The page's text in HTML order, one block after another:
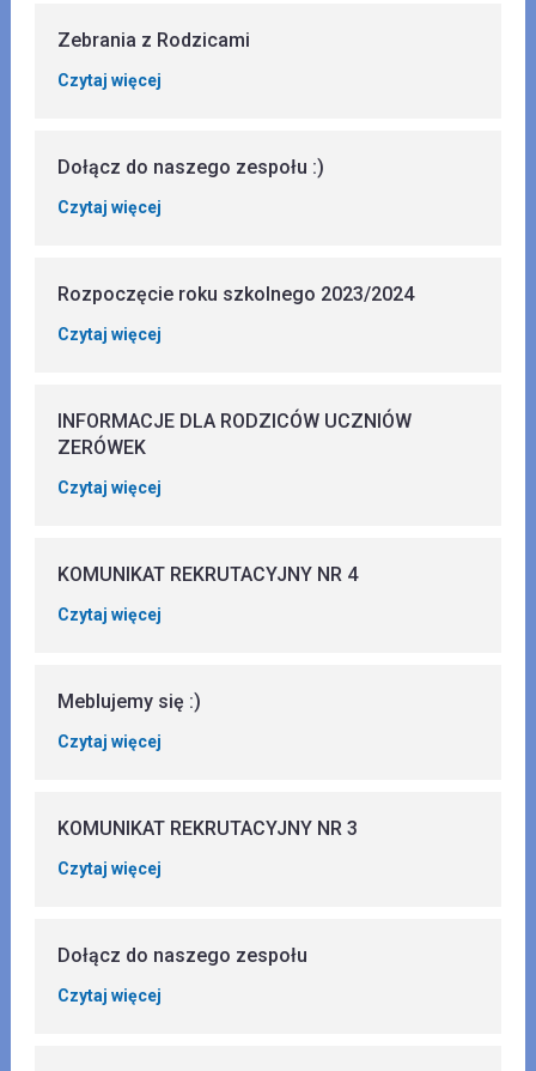
Zebrania z Rodzicami
Czytaj więcej
Dołącz do naszego zespołu :)
Czytaj więcej
Rozpoczęcie roku szkolnego 2023/2024
Czytaj więcej
INFORMACJE DLA RODZICÓW UCZNIÓW
ZERÓWEK
Czytaj więcej
KOMUNIKAT REKRUTACYJNY NR 4
Czytaj więcej
Meblujemy się :)
Czytaj więcej
KOMUNIKAT REKRUTACYJNY NR 3
Czytaj więcej
Dołącz do naszego zespołu
Czytaj więcej